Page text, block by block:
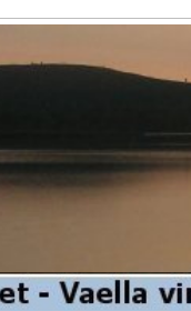
-
ja Lapista